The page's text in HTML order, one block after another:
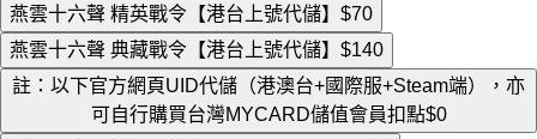
燕雲十六聲 精英戰令【港台上號代儲】 $70
燕雲十六聲 典藏戰令【港台上號代儲】 $140
註：以下官方網頁UID代儲（港澳台+國際服+Steam端），亦
可自行購買台灣MYCARD儲值會員扣點$0